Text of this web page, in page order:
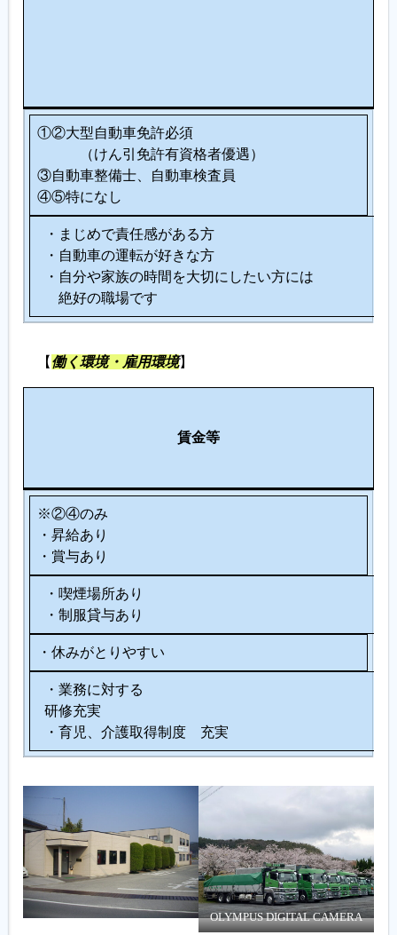
①②大型自動車免許必須
（けん引免許有資格者優遇）
③自動車整備士、自動車検査員
④⑤特になし
・まじめで責任感がある方
・自動車の運転が好きな方
・自分や家族の時間を大切にしたい方には
絶好の職場です
【 働く環境・雇用環境】
賃金等
※②④のみ
・昇給あり
・賞与あり
・喫煙場所あり
・制服貸与あり
・休みがとりやすい
・業務に対する
研修充実
・育児、介護取得制度 充実
OLYMPUS DIGITAL CAMERA